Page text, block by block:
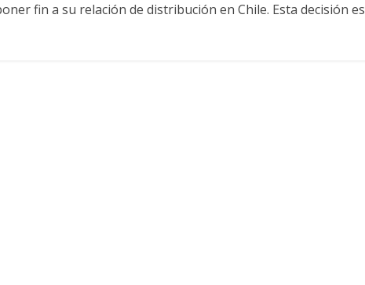
fin a su relación de distribución en Chile. Esta decisión es